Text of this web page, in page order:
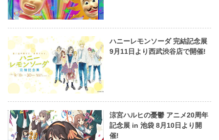
ハニーレモンソーダ 完結記念展
9月11日より西武渋谷店で開催!
涼宮ハルヒの憂鬱 アニメ20周年
記念展 in 池袋 8月10日より開
催!